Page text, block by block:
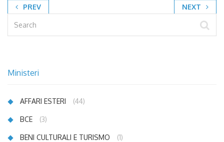
PREV NEXT
Ministeri
AFFARI ESTERI (44)
BCE (3)
BENI CULTURALI E TURISMO (1)